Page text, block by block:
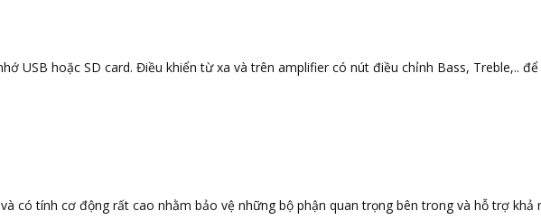
USB hoặc SD card. Điều khiển từ xa và trên amplifier có nút điều chỉnh Bass, Treble,..
có tính cơ động rất cao nhằm bảo vệ những bộ phận quan trọng bên trong và hỗ trợ khả